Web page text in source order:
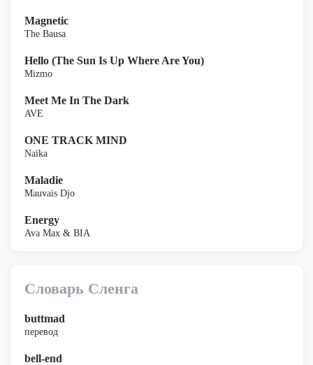
Magnetic
The Bausa
Hello (The Sun Is Up Where Are You)
Mizmo
Meet Me In The Dark
AVE
ONE TRACK MIND
Naïka
Maladie
Mauvais Djo
Energy
Ava Max & BIA
Словарь Сленга
buttmad
перевод
bell-end